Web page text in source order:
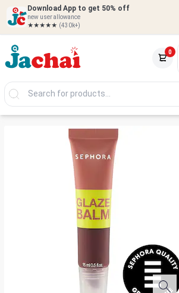
Download App to get 50% off
new user allowance
★★★★★ (430k+)
0